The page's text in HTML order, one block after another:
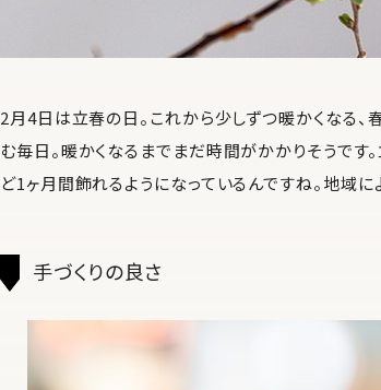
2月4日は立春の日。これから少しずつ暖かくなる
む毎日。暖かくなるまでまだ時間がかかりそうです
ど1ヶ月間飾れるようになっているんですね。地域に
手づくりの良さ